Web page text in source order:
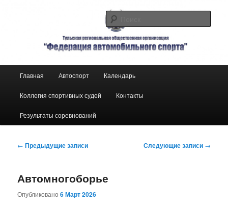
Тульская региональная
общественная организация
«Федерация автомобильного
спорта»
Перейти
к
основному
содержимому
Перейти
к
дополнительному
содержимому
Главная Автоспорт Календарь
Коллегия спортивных судей Контакты
Результаты соревнований
Навигация
← Предыдущие записи Следующие записи →
Автомногоборье
Опубликовано6 Март 2026